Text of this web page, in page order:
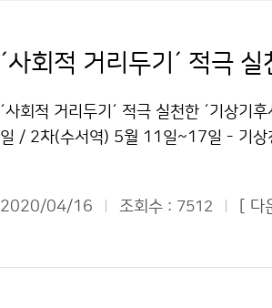
´사회적 거리두기´ 적극 실천한 ´기상
일 / 2차(수서역) 5월 11일~17일 - 기상
크 필수 착용 △손 소독제 비치 등 관람객
2020/04/16 조회수 : 7512 [